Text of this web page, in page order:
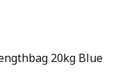
20kg Blue